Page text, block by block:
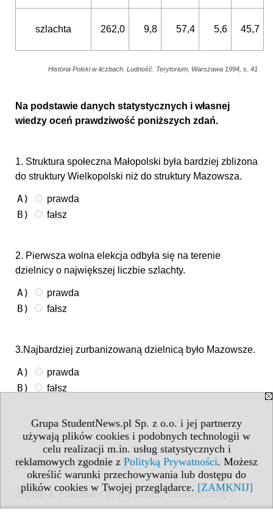
Grupa StudentNews.pl Sp. z o.o. i jej partnerzy
używają plików cookies i podobnych technologii w
celu realizacji m.in. usług statystycznych i
reklamowych zgodnie z Polityką Prywatności. Możesz
określić warunki przechowywania lub dostępu do
plików cookies w Twojej przeglądarce. [ZAMKNIJ]
szlachta 262,0 9,8 57,4 5,6 45,7
Historia Polski w liczbach. Ludność. Terytorium, Warszawa 1994, s. 41
Na podstawie danych statystycznych i własnej
wiedzy oceń prawdziwość poniższych zdań.
1. Struktura społeczna Małopolski była bardziej zbliżona
do struktury Wielkopolski niż do struktury Mazowsza.
A) prawda
B) fałsz
2. Pierwsza wolna elekcja odbyła się na terenie
dzielnicy o największej liczbie szlachty.
A) prawda
B) fałsz
3.Najbardziej zurbanizowaną dzielnicą było Mazowsze.
A) prawda
B) fałsz
pwz:26%
Zadanie 10.(0–1)
Źródło 1. Fragment opracowania historycznego